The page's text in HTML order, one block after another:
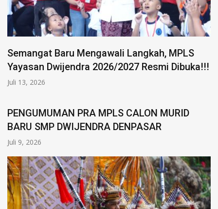
Semangat Baru Mengawali Langkah, MPLS
Yayasan Dwijendra 2026/2027 Resmi Dibuka!!!
Juli 13, 2026
PENGUMUMAN PRA MPLS CALON MURID
BARU SMP DWIJENDRA DENPASAR
Juli 9, 2026